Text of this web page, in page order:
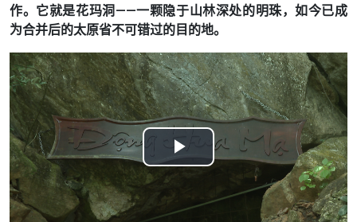
作。它就是花玛洞——一颗隐于山林深处的明珠，如今已成
为合并后的太原省不可错过的目的地。
Play
Video